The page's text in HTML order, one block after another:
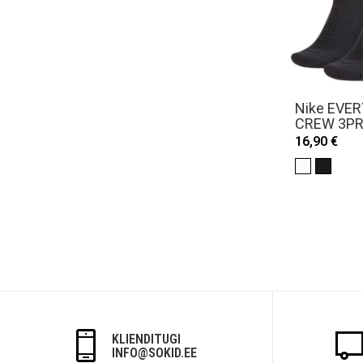
Nike
CREW
16,90 €
KLIENDITUGI
INFO@SOKID.EE